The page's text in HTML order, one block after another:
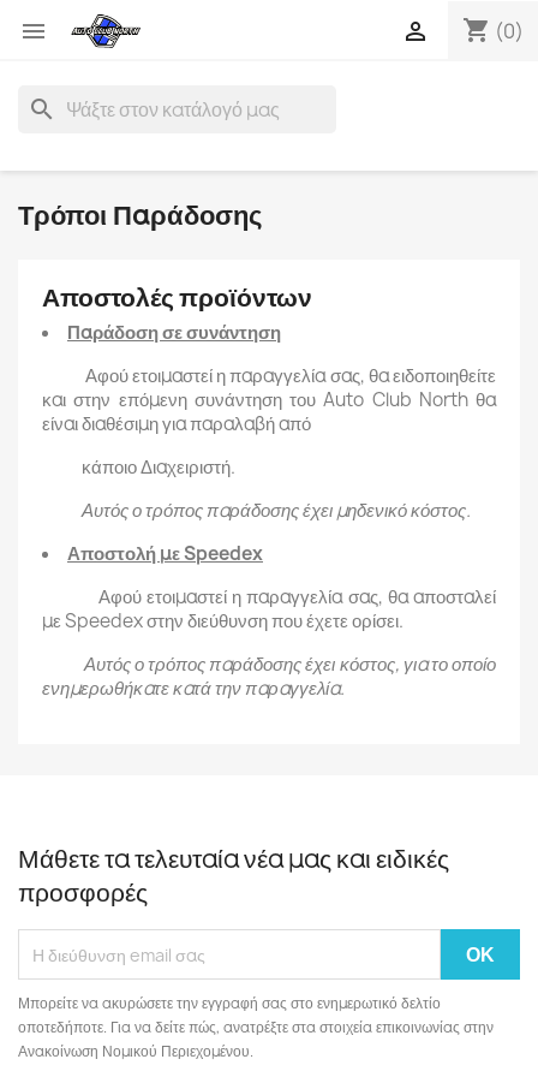
 shopping_cart (0)

search
Τρόποι Παράδοσης
Αποστολές προϊόντων
Παράδοση σε συνάντηση
Αφού ετοιμαστεί η παραγγελία σας, θα ειδοποιηθείτε
και στην επόμενη συνάντηση του Auto Club North θα
είναι διαθέσιμη για παραλαβή από
κάποιο Διαχειριστή.
Αυτός ο τρόπος παράδοσης έχει μηδενικό κόστος.
Αποστολή με Speedex
Αφού ετοιμαστεί η παραγγελία σας, θα αποσταλεί
με Speedex στην διεύθυνση που έχετε ορίσει.
Αυτός ο τρόπος παράδοσης έχει κόστος, για το οποίο
ενημερωθήκατε κατά την παραγγελία.
Μάθετε τα τελευταία νέα μας και ειδικές
προσφορές
Μπορείτε να ακυρώσετε την εγγραφή σας στο ενημερωτικό δελτίο
οποτεδήποτε. Για να δείτε πώς, ανατρέξτε στα στοιχεία επικοινωνίας στην
Ανακοίνωση Νομικού Περιεχομένου.